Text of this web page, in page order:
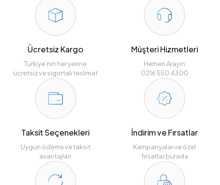
Ücretsiz Kargo
Türkiye’nin her yerine
ücretsiz ve sigortalı teslimat
Müşteri Hizmetleri
Hemen Arayın
0216 550 4300
Taksit Seçenekleri
Uygun ödeme ve taksit
avantajları
İndirim ve Fırsatlar
Kampanyalar ve özel
fırsatlar burada